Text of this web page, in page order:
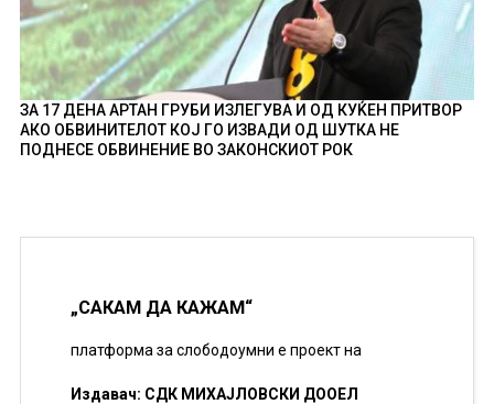
ЗА 17 ДЕНА АРТАН ГРУБИ ИЗЛЕГУВА И ОД КУЌЕН ПРИТВОР
АКО ОБВИНИТЕЛОТ КОЈ ГО ИЗВАДИ ОД ШУТКА НЕ
ПОДНЕСЕ ОБВИНЕНИЕ ВО ЗАКОНСКИОТ РОК
„САКАМ ДА КАЖАМ“
платформа за слободоумни е проект на
Издавач: СДК МИХАЈЛОВСКИ ДООЕЛ